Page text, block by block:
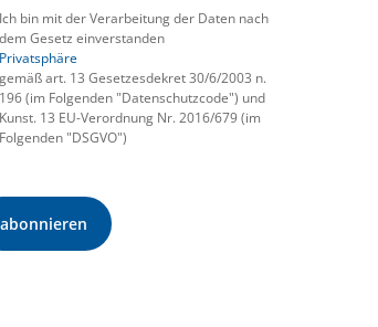
Ich bin mit der Verarbeitung der Daten nach
dem Gesetz einverstanden
Privatsphäre
gemäß art. 13 Gesetzesdekret 30/6/2003 n.
196 (im Folgenden "Datenschutzcode") und
Kunst. 13 EU-Verordnung Nr. 2016/679 (im
Folgenden "DSGVO")